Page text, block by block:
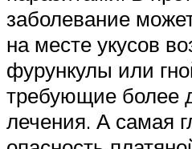
заболевание
на месте укусов
фурункулы или
требующие более
лечения. А самая